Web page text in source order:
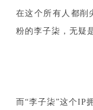
在这个所有人都削
粉的李子柒，无疑
而“李子柒”这个IP